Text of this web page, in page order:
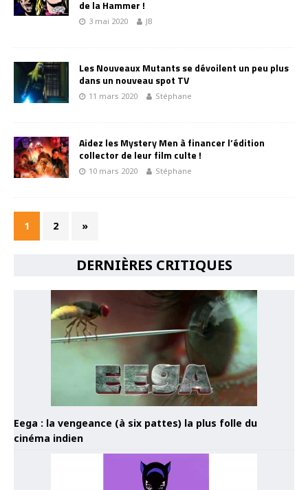
de la Hammer !
3 mai 2020 JB
Les Nouveaux Mutants se dévoilent un peu plus
dans un nouveau spot TV
11 mars 2020 Stéphane
Aidez les Mystery Men à financer l’édition
collector de leur film culte !
10 mars 2020 Stéphane
1 2 »
DERNIÈRES CRITIQUES
Eega : la vengeance (à six pattes) la plus folle du
cinéma indien